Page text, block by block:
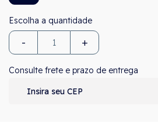
- +
Consulte frete e prazo de entrega